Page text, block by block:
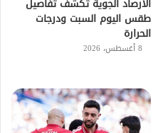
الأرصاد الجوية تكشف تفاصيل
طقس اليوم السبت ودرجات
الحرارة
8 أغسطس، 2026